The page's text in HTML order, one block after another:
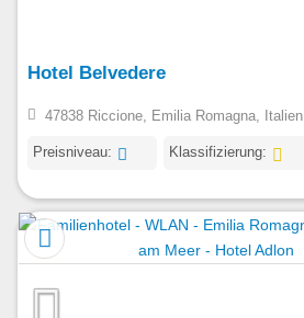
Hotel Belvedere
47838 Riccione, Emilia Romagna, Italien
Preisniveau: Klassifizierung: